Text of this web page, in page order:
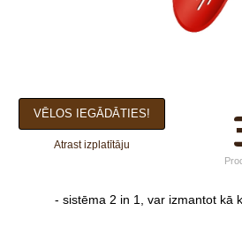
VĒLOS IEGĀDĀTIES!
Atrast izplatītāju
- sistēma 2 in 1, var izmantot kā